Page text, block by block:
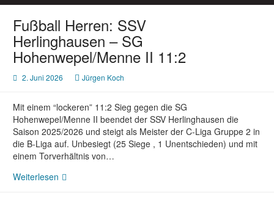
Fußball Herren: SSV
Herlinghausen – SG
Hohenwepel/Menne II 11:2
2. Juni 2026 Jürgen Koch
Mit einem “lockeren” 11:2 Sieg gegen die SG
Hohenwepel/Menne II beendet der SSV Herlinghausen die
Saison 2025/2026 und steigt als Meister der C-Liga Gruppe 2 in
die B-Liga auf. Unbesiegt (25 Siege , 1 Unentschieden) und mit
einem Torverhältnis von…
Weiterlesen Fußball